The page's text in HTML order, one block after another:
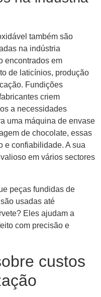
também são
na indústria
encontrados em
de laticínios, produção
Fundições
criem
a necessidades
uma máquina de envase
de chocolate, essas
e confiabilidade. A sua
em vários sectores
peças fundidas de
usadas até
Eles ajudam a
com precisão e
custos